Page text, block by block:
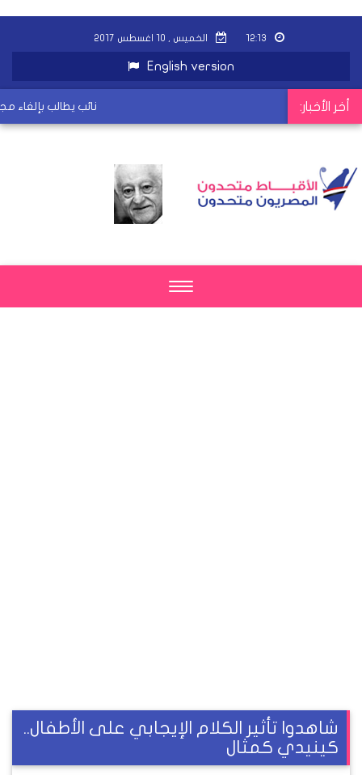
١٢:١٣ الخميس , ١٠ اغسطس ٢٠١٧
English version
أخر الأخبار: نائب يطالب بإلغاء
Toggle
شاهدوا تأثير الكلام الإيجابي على الأطفال..
كينيدي كمثال